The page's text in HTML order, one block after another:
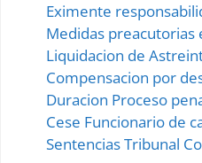
Eximente
Medidas
Liquidacion de
Compensacion por
Duracion Proceso
Cese Funcionario de
Sentencias Tribunal